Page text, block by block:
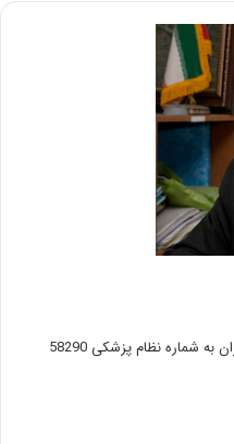
شماره نظام پزشکی 58290